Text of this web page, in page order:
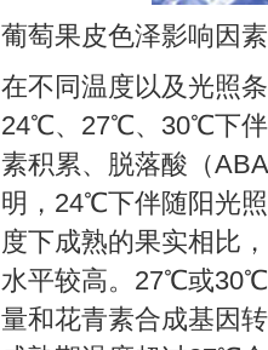
葡萄果皮色泽影响因
在不同温度以及光照
24℃、27℃、30℃下伴
素积累、脱落酸（
明，24℃下伴随阳光
度下成熟的果实相比
水平较高。27℃或30℃
量和花青素合成基因